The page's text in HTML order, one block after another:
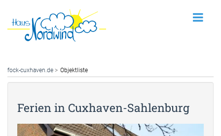
fock-cuxhaven.de Objektliste
Ferien in Cuxhaven-Sahlenburg